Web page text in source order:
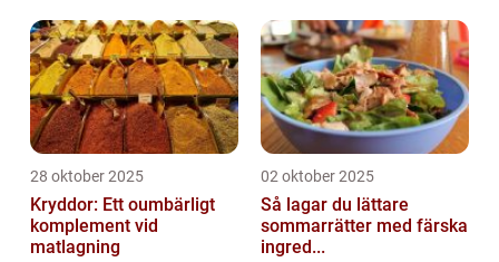
28 oktober 2025
Kryddor: Ett oumbärligt
komplement vid
matlagning
02 oktober 2025
Så lagar du lättare
sommarrätter med färska
ingred...